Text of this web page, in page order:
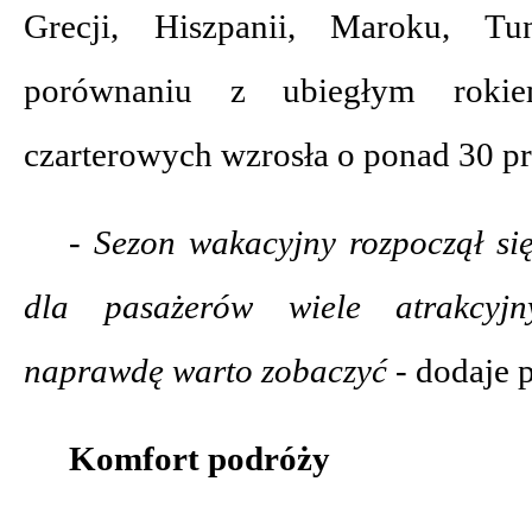
Grecji, Hiszpanii, Maroku,
porównaniu z ubiegłym
czarterowych wzrosła o ponad 30
- Sezon wakacyjny rozpoczął
dla pasażerów wiele
naprawdę warto zobaczyć - dodaje
Komfort podróży